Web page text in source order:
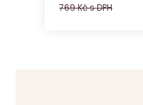
769 Kč s DPH